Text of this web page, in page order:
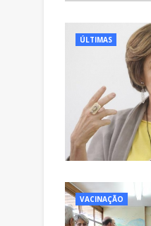
ÚLTIMAS
VACINAÇÃO